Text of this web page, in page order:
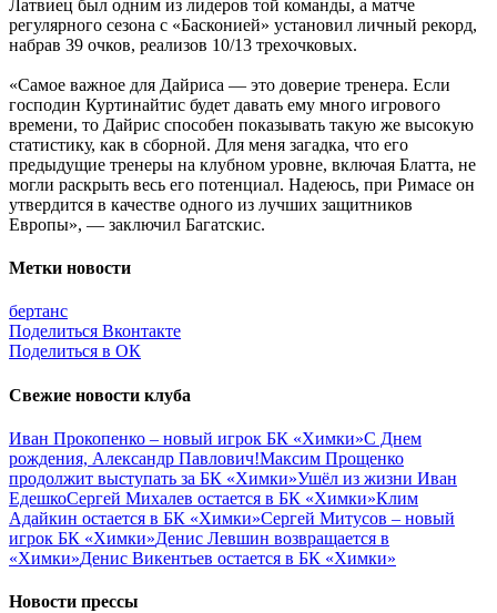
Латвиец был одним из лидеров той команды, а матче
регулярного сезона с «Басконией» установил личный рекорд,
набрав 39 очков, реализов 10/13 трехочковых.
«Самое важное для Дайриса — это доверие тренера. Если
господин Куртинайтис будет давать ему много игрового
времени, то Дайрис способен показывать такую же высокую
статистику, как в сборной. Для меня загадка, что его
предыдущие тренеры на клубном уровне, включая Блатта, не
могли раскрыть весь его потенциал. Надеюсь, при Римасе он
утвердится в качестве одного из лучших защитников
Европы», — заключил Багатскис.
Метки новости
бертанс
Поделиться Вконтакте
Поделиться в ОК
Свежие новости клуба
Иван Прокопенко – новый игрок БК «Химки»С Днем
рождения, Александр Павлович!Максим Прощенко
продолжит выступать за БК «Химки»Ушёл из жизни Иван
ЕдешкоСергей Михалев остается в БК «Химки»Клим
Адайкин остается в БК «Химки»Сергей Митусов – новый
игрок БК «Химки»Денис Левшин возвращается в
«Химки»Денис Викентьев остается в БК «Химки»
Новости прессы